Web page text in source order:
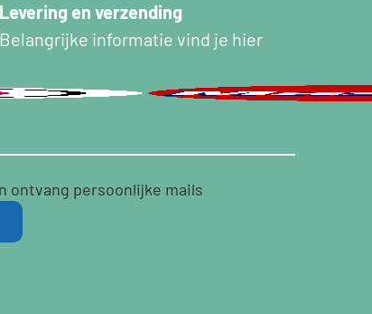
Levering en verzending
Belangrijke informatie vind je hier
ontvang persoonlijke mails